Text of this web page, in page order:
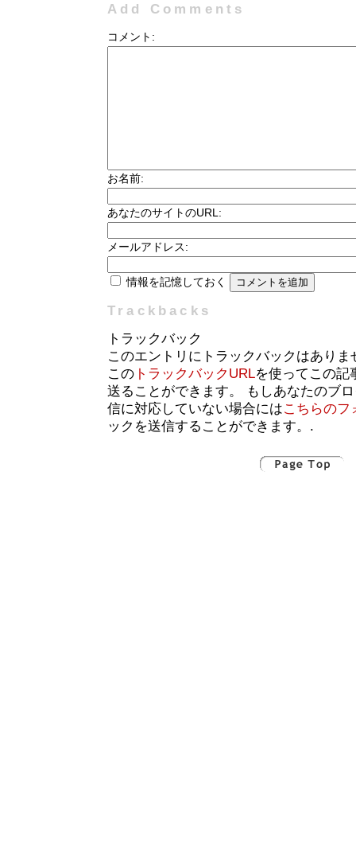
Add Comments
コメント:
お名前:
あなたのサイトのURL:
メールアドレス:
情報を記憶しておく
Trackbacks
トラックバック
このエントリにトラックバックはありま
この トラックバックURLを使ってこの記
送ることができます。 もしあなたのブ
信に対応していない場合にはこちらのフ
ックを送信することができます。.